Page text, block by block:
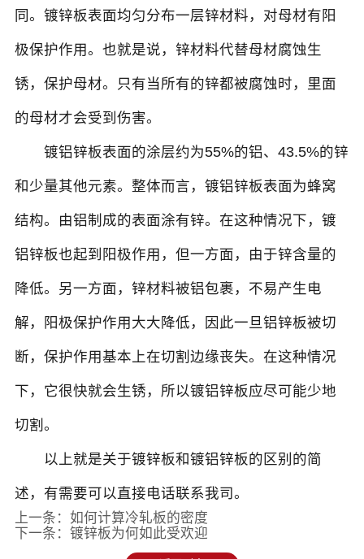
同。镀锌板表面均匀分布一层锌材料，对母材有阳
极保护作用。也就是说，锌材料代替母材腐蚀生
锈，保护母材。只有当所有的锌都被腐蚀时，里面
的母材才会受到伤害。
镀铝锌板表面的涂层约为55%的铝、43.5%的锌
和少量其他元素。整体而言，镀铝锌板表面为蜂窝
结构。由铝制成的表面涂有锌。在这种情况下，镀
铝锌板也起到阳极作用，但一方面，由于锌含量的
降低。另一方面，锌材料被铝包裹，不易产生电
解，阳极保护作用大大降低，因此一旦铝锌板被切
断，保护作用基本上在切割边缘丧失。在这种情况
下，它很快就会生锈，所以镀铝锌板应尽可能少地
切割。
以上就是关于镀锌板和镀铝锌板的区别的简
述，有需要可以直接电话联系我司。
上一条： 如何计算冷轧板的密度
下一条： 镀锌板为何如此受欢迎